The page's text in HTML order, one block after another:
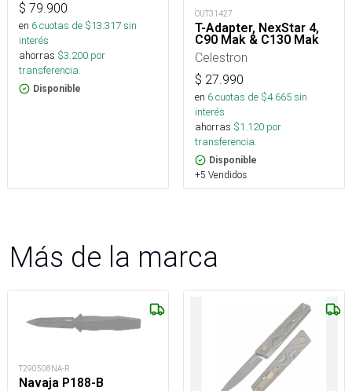
$ 79.900
en 6cuotas de $13.317sin
interés
ahorras $3.200 por
transferencia.
Disponible
OUT31427
T-Adapter, NexStar 4,
C90 Mak & C130 Mak
Celestron
$ 27.990
en 6cuotas de $4.665sin
interés
ahorras $1.120 por
transferencia.
Disponible
+5 Vendidos
Más de la marca
T290508NA-R
Navaja P188-B